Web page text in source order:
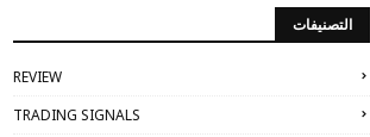
التصنيفات
REVIEW
TRADING SIGNALS